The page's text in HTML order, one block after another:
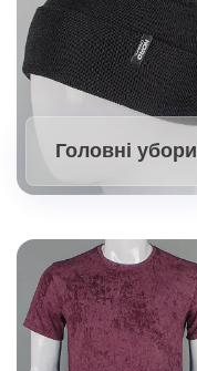
Головні убори